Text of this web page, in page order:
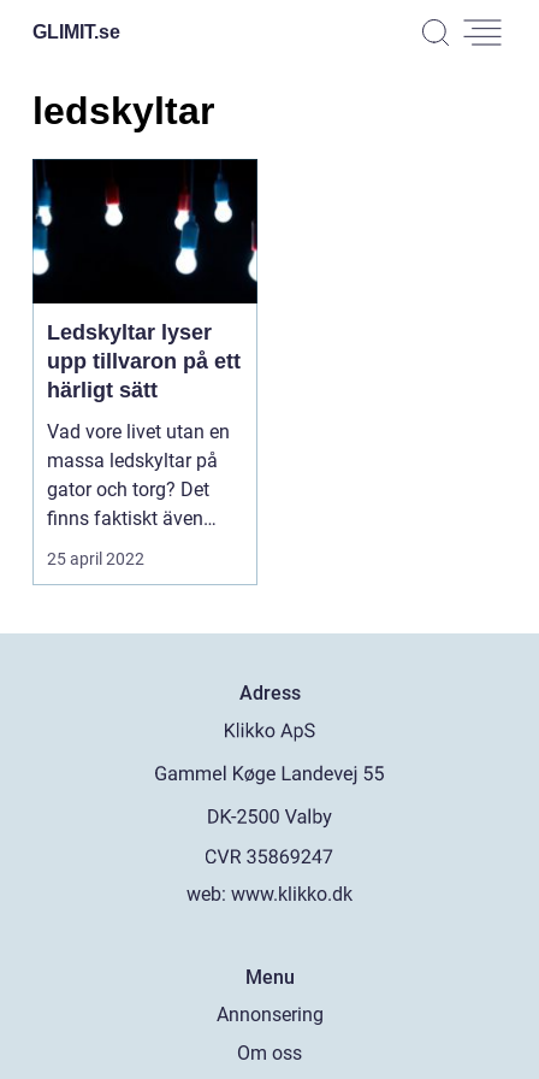
GLIMIT.se
ledskyltar
Ledskyltar lyser
upp tillvaron på ett
härligt sätt
Vad vore livet utan en
massa ledskyltar på
gator och torg? Det
finns faktiskt även
inneställen som h...
25 april 2022
Adress
web: www.klikko.dk
Menu
Annonsering
Om oss